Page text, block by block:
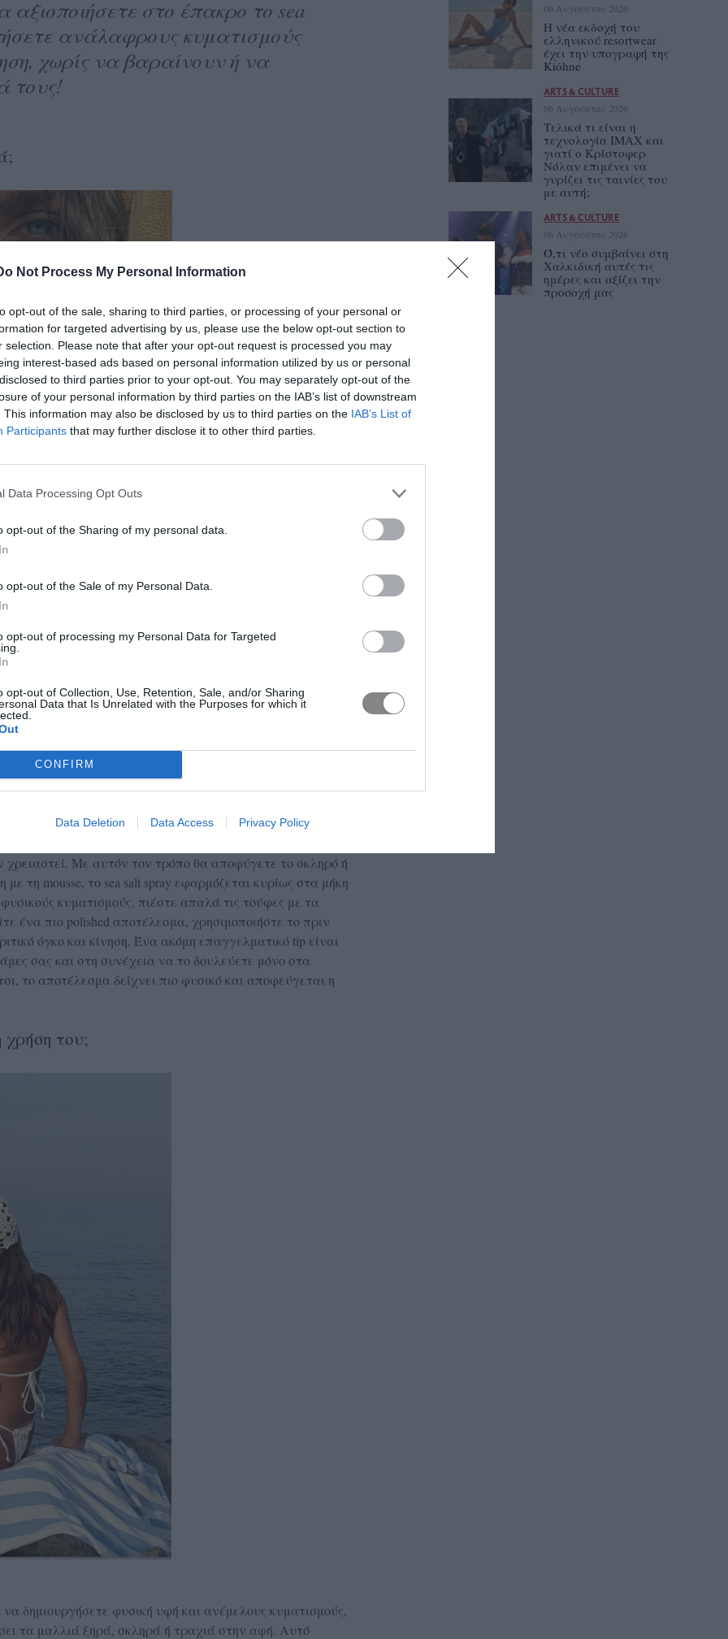
Not Process My Personal Information
opt-out of the sale, sharing to third parties, or processing of your personal or
for targeted advertising by us, please use the below opt-out section to
selection. Please note that after your opt-out request is processed you may
interest-based ads based on personal information utilized by us or personal
to third parties prior to your opt-out. You may separately opt-out of the
of your personal information by third parties on the IAB’s list of downstream
This information may also be disclosed by us to third parties on the IAB’s List of
Participants that may further disclose it to other third parties.
Data Processing Opt Outs
opt-out of the Sharing of my personal data.
opt-out of the Sale of my Personal Data.
opt-out of processing my Personal Data for Targeted
opt-out of Collection, Use, Retention, Sale, and/or Sharing
Data that Is Unrelated with the Purposes for which it
CONFIRM
Data Deletion Data Access Privacy Policy
αξιοποιήσετε στο έπακρο το sea
ανάλαφρους κυματισμούς
χωρίς να βαραίνουν ή να
τους!
από το αποτέλεσμα που θέλετε να πετύχετε. Αν
και ανάλαφρη υφή, εφαρμόστε το σε νωπά μαλλιά πριν
ομοιόμορφα και δημιουργεί το χαρακτηριστικό beachy
Μπορείτε όμως να το χρησιμοποιήσετε και σε στεγνά
να δώσετε περισσότερη υφή μέσα στη μέρα.
ποσότητα. Ξεκινήστε με λίγους μόνο ψεκασμούς και
χρειαστεί. Με αυτόν τον τρόπο θα αποφύγετε το σκληρό ή
τη mousse, το sea salt spray εφαρμόζεται κυρίως στα μήκη
φυσικούς κυματισμούς, πιέστε απαλά τις τούφες με τα
ένα πιο polished αποτέλεσμα, χρησιμοποιήστε το πριν
όγκο και κίνηση. Ένα ακόμη επαγγελματικό tip είναι
σας και στη συνέχεια να το δουλεύετε μόνο στα
το αποτέλεσμα δείχνει πιο φυσικό και αποφεύγεται η
του;
να δημιουργήσετε φυσική υφή και ανέμελους κυματισμούς,
τα μαλλιά ξηρά, σκληρά ή τραχιά στην αφή. Αυτό
06 Αυγούστου 2026
Η νέα εκδοχή του
ελληνικού resortwear
έχει την υπογραφή της
Kióhne
ARTS & CULTURE
06 Αυγούστου 2026
Τελικά τι είναι η
τεχνολογία IMAX και
γιατί ο Κρίστοφερ
Νόλαν επιμένει να
γυρίζει τις ταινίες του
με αυτή;
ARTS & CULTURE
06 Αυγούστου 2026
Ό,τι νέο συμβαίνει στη
Χαλκιδική αυτές τις
ημέρες και αξίζει την
προσοχή μας